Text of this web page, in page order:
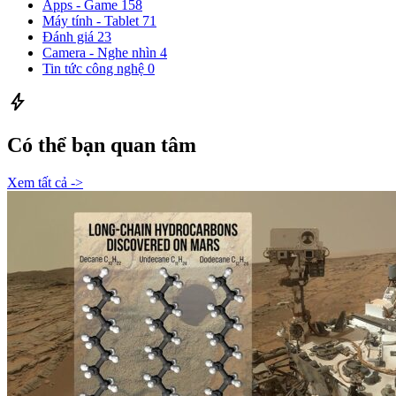
Apps - Game 158
Máy tính - Tablet 71
Đánh giá 23
Camera - Nghe nhìn 4
Tin tức công nghệ 0
bolt
Có thể bạn quan tâm
Xem tất cả ->